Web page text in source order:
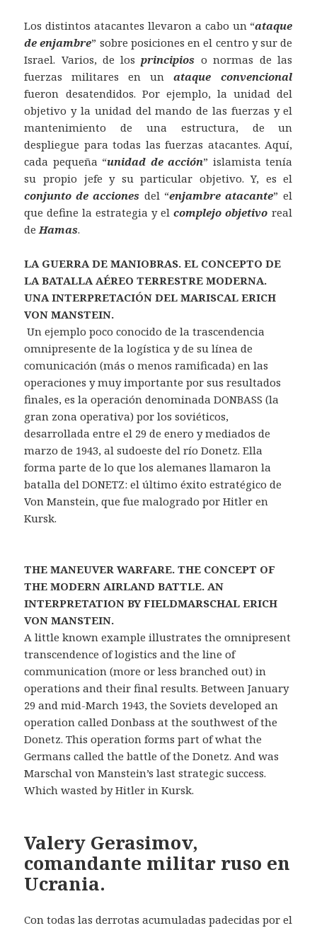
Los distintos atacantes llevaron a cabo un “ataque
de enjambre” sobre posiciones en el centro y sur de
Israel. Varios, de losprincipios o normas de las
fuerzas militares en unataque convencional
fueron desatendidos. Por ejemplo, la unidad del
objetivo y la unidad del mando de las fuerzas y el
mantenimiento de una estructura, de un
despliegue para todas las fuerzas atacantes. Aquí,
cada pequeña “unidad de acción” islamista tenía
su propio jefe y su particular objetivo. Y, es el
conjunto de acciones del “enjambre atacante” el
que define la estrategia y elcomplejo objetivo real
deHamas.
LA GUERRA DE MANIOBRAS. EL CONCEPTO DE
LA BATALLA AÉREO TERRESTRE MODERNA.
UNA INTERPRETACIÓN DEL MARISCAL ERICH
VON MANSTEIN.
Un ejemplo poco conocido de la trascendencia
omnipresente de la logística y de su línea de
comunicación (más o menos ramificada) en las
operaciones y muy importante por sus resultados
finales, es la operación denominada DONBASS (la
gran zona operativa) por los soviéticos,
desarrollada entre el 29 de enero y mediados de
marzo de 1943, al sudoeste del río Donetz. Ella
forma parte de lo que los alemanes llamaron la
batalla del DONETZ: el último éxito estratégico de
Von Manstein, que fue malogrado por Hitler en
Kursk.
THE MANEUVER WARFARE. THE CONCEPT OF
THE MODERN AIRLAND BATTLE. AN
INTERPRETATION BY FIELDMARSCHAL ERICH
VON MANSTEIN.
A little known example illustrates the omnipresent
transcendence of logistics and the line of
communication (more or less branched out) in
operations and their final results. Between January
29 and mid-March 1943, the Soviets developed an
operation called Donbass at the southwest of the
Donetz. This operation forms part of what the
Germans called the battle of the Donetz. And was
Marschal von Manstein’s last strategic success.
Which wasted by Hitler in Kursk.
Valery Gerasimov,
comandante militar ruso en
Ucrania.
Con todas las derrotas acumuladas padecidas por el